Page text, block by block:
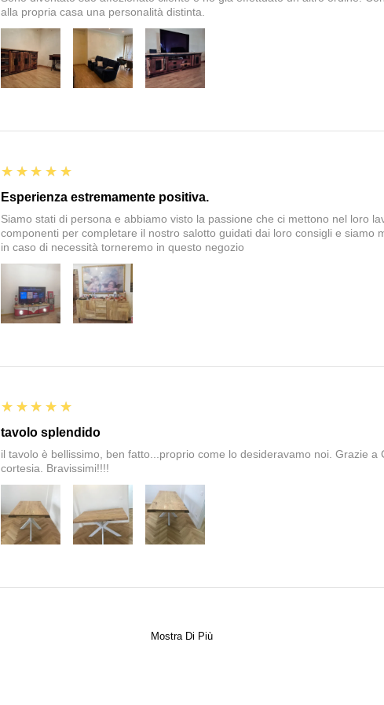
alla propria casa una personalità distinta.
5
★★★★★
Esperienza estremamente positiva.
Siamo stati di persona e abbiamo visto la passione che ci mettono nel loro
componenti per completare il nostro salotto guidati dai loro consigli e siamo
in caso di necessità torneremo in questo negozio
5
★★★★★
tavolo splendido
il tavolo è bellissimo, ben fatto...proprio come lo desideravamo noi. Grazie a
cortesia. Bravissimi!!!!
Mostra Di Più